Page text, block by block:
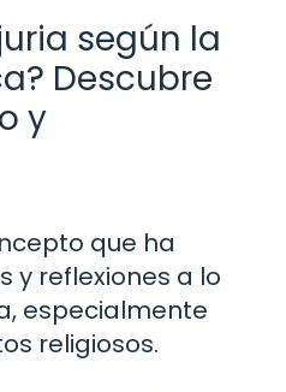
según la
Descubre
y
que ha
y reflexiones a lo
especialmente
religiosos.